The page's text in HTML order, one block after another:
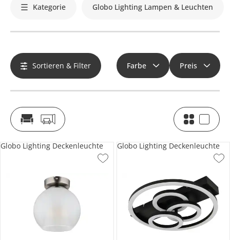
Kategorie Globo Lighting Lampen & Leuchten
Sortieren & Filter Farbe Preis
Globo Lighting Deckenleuchte Globo Lighting Deckenleuchte